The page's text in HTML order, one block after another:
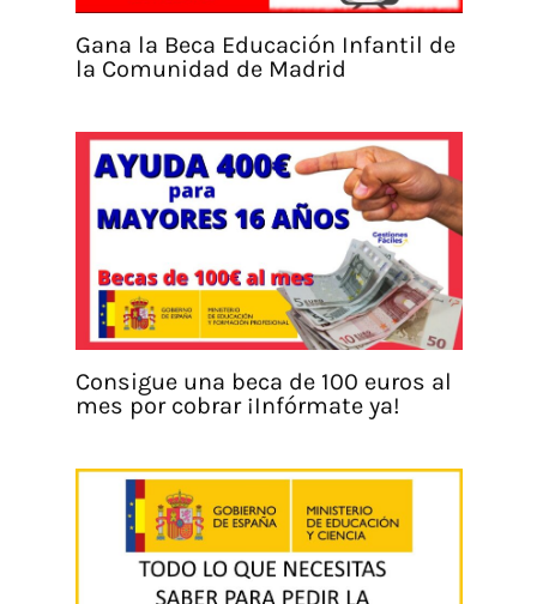
Gana la Beca Educación Infantil de
la Comunidad de Madrid
Consigue una beca de 100 euros al
mes por cobrar ¡Infórmate ya!